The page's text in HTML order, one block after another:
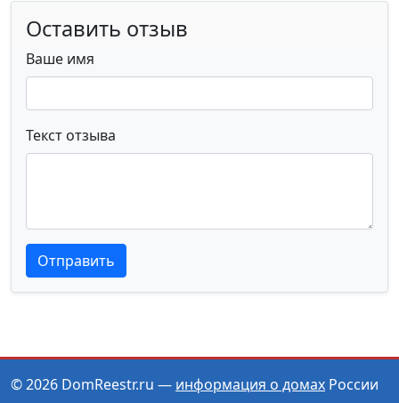
Оставить отзыв
Ваше имя
Текст отзыва
Текст отзыва
Текст отзыва
Отправить
© 2026 DomReestr.ru — информация о домах России